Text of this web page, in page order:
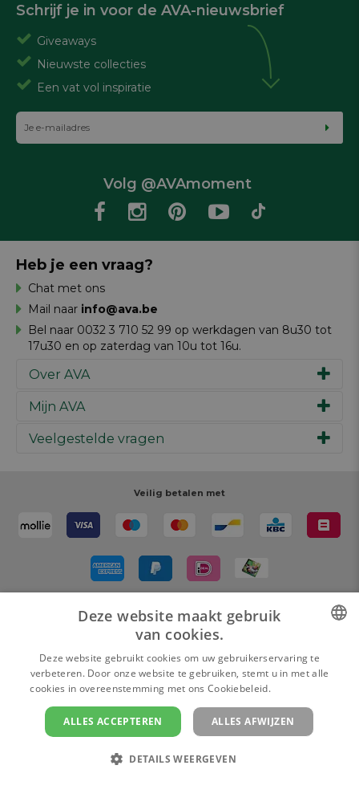
Schrijf je in voor de AVA-nieuwsbrief
Giveaways
Nieuwste collecties
Een vat vol inspiratie
Volg @AVAmoment
Over AVA
Ons verhaal
Werken bij AVA
Mijn AVA
Inspiratie
Review schrijven
Veelgestelde vragen
Je retour
Terugroepacties
Heb je een vraag?
Chat met ons
Mail naar info@ava.be
Bel naar 0032 3 710 52 99 op werkdagen van 8u30 tot
17u30 en op zaterdag van 10u tot 16u.
Veilig betalen met
Bezorgd door
Cookie instellingen Privacy policy
Algemene verkoopsvoorwaarden
DUTCH
Deze website maakt gebruik
van cookies.
Deze website gebruikt cookies om uw gebruikerservaring te
verbeteren. Door onze website te gebruiken, stemt u in met alle
cookies in overeenstemming met ons Cookiebeleid.
ALLES ACCEPTEREN ALLES AFWIJZEN
DETAILS WEERGEVEN